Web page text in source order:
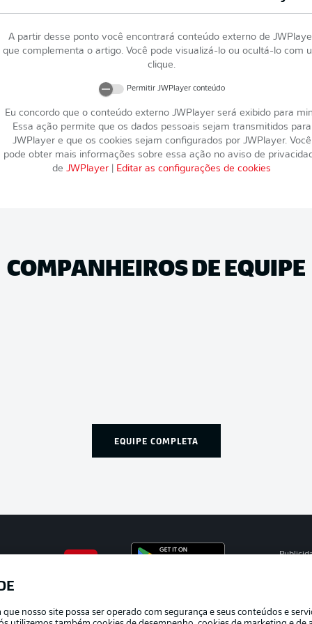
A partir desse ponto você encontrará conteúdo externo de
que complementa o artigo. Você pode visualizá-lo ou ocultá-lo com
clique.
Permitir JWPlayerconteúdo
Eu concordo que o conteúdo externo JWPlayerserá exibido para
Essa ação permite que os dados pessoais sejam transmitidos para
JWPlayere que os cookies sejam configurados por JWPlayer. Você
pode obter mais informações sobre essa ação no aviso de
de JWPlayer Editar as configurações de cookies
COMPANHEIROS DE EQUIPE
EQUIPE COMPLETA
nosso site possa ser operado com segurança e seus conteúdos e